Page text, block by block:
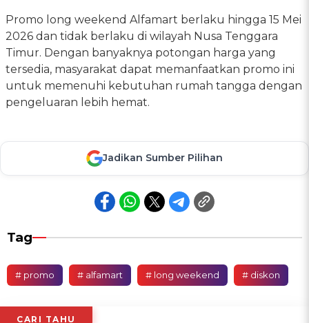
Promo long weekend Alfamart berlaku hingga 15 Mei
2026 dan tidak berlaku di wilayah Nusa Tenggara
Timur. Dengan banyaknya potongan harga yang
tersedia, masyarakat dapat memanfaatkan promo ini
untuk memenuhi kebutuhan rumah tangga dengan
pengeluaran lebih hemat.
Jadikan Sumber Pilihan
Tag
# promo # alfamart # long weekend # diskon
CARI TAHU